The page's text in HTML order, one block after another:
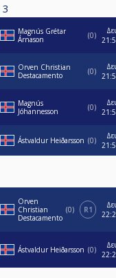
3
Magnús Grétar
Árnason
0
Orven Christian
Destacamento
0
Magnús
Jóhannesson
0
Ástvaldur Heiðarsson 0
Orven
Christian
Destacamento
0 R1
Ástvaldur Heiðarsson 0